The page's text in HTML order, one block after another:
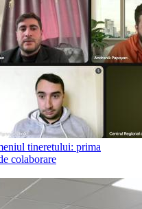
tineretului: prima
colaborare